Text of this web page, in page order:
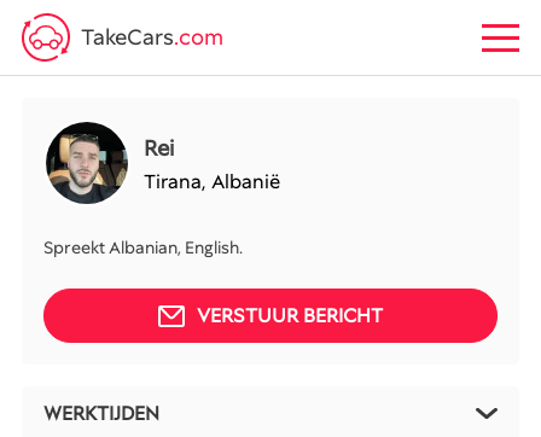
TakeCars.com
Rei
Tirana, Albanië
Spreekt Albanian, English.
VERSTUUR BERICHT
WERKTIJDEN